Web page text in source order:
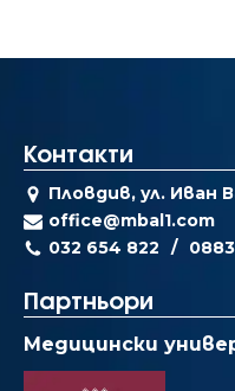
Контакти
Пловдив, ул. Иван
office@mbal1.com
032 654 822
Партньори
Медицински